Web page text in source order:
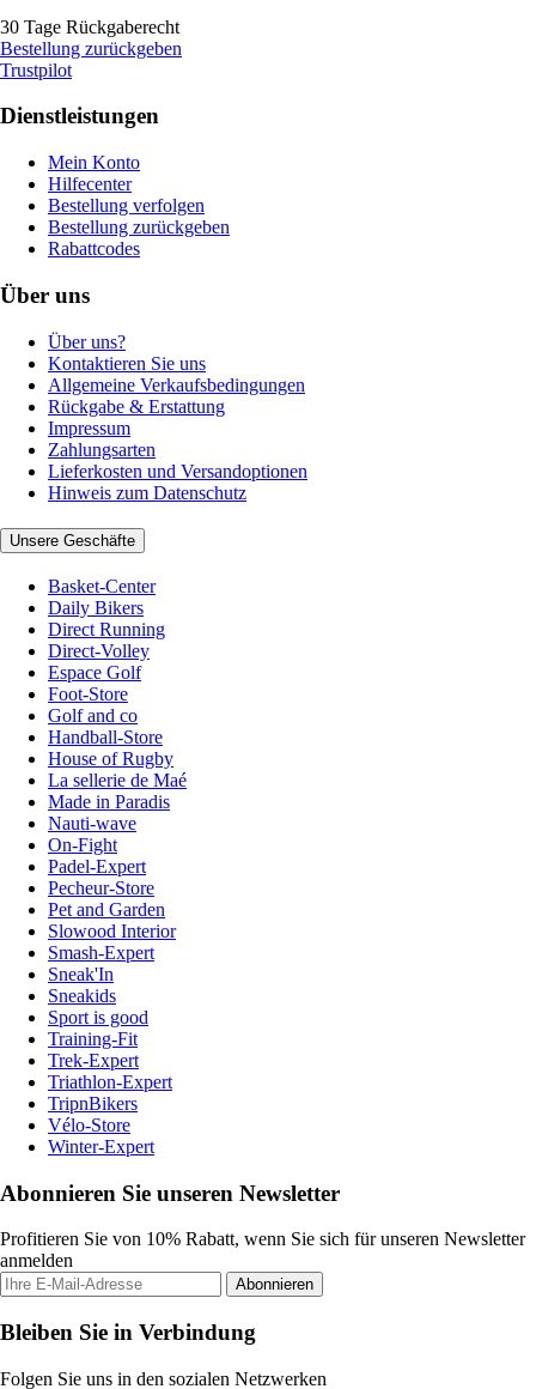
30 Tage Rückgaberecht
Bestellung zurückgeben
Trustpilot
Dienstleistungen
Mein Konto
Hilfecenter
Bestellung verfolgen
Bestellung zurückgeben
Rabattcodes
Über uns
Über uns?
Kontaktieren Sie uns
Allgemeine Verkaufsbedingungen
Rückgabe & Erstattung
Impressum
Zahlungsarten
Lieferkosten und Versandoptionen
Hinweis zum Datenschutz
Unsere Geschäfte
Basket-Center
Daily Bikers
Direct Running
Direct-Volley
Espace Golf
Foot-Store
Golf and co
Handball-Store
House of Rugby
La sellerie de Maé
Made in Paradis
Nauti-wave
On-Fight
Padel-Expert
Pecheur-Store
Pet and Garden
Slowood Interior
Smash-Expert
Sneak'In
Sneakids
Sport is good
Training-Fit
Trek-Expert
Triathlon-Expert
TripnBikers
Vélo-Store
Winter-Expert
Abonnieren Sie unseren Newsletter
Profitieren Sie von 10% Rabatt, wenn Sie sich für unseren Newsletter
anmelden
Abonnieren
Bleiben Sie in Verbindung
Folgen Sie uns in den sozialen Netzwerken